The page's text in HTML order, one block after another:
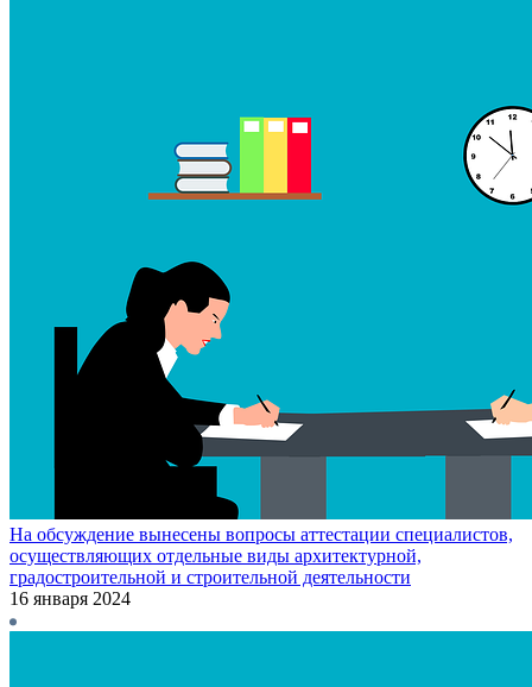
На обсуждение вынесены вопросы аттестации специалистов,
осуществляющих отдельные виды архитектурной,
градостроительной и строительной деятельности
16 января 2024